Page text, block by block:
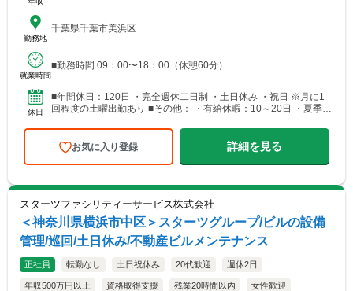
勤務地
千葉県千葉市美浜区
就業時間
■勤務時間 09：00〜18：00（休憩60分）
休日
■年間休日：120日 ・完全週休二日制 ・土日休み ・祝日 ※月に1
回程度の土曜出勤あり ■その他： ・有給休暇：10～20日 ・夏季休
お気に入り登録 詳細を見る
スターツファシリティーサービス株式会社
＜神奈川県横浜市中区＞スターツグループ/ビルの設備
管理/巡回/土日休み/不動産ビルメンテナンス
正社員 転勤なし 土日祝休み 20代歓迎 週休2日
年収500万円以上 資格取得支援 残業20時間以内 女性歓迎